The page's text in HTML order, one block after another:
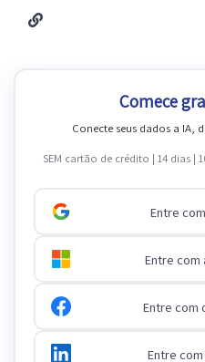
Comece
Conecte seus dados a IA,
SEM cartão de crédito | 14 dias |
Entre
Entre com
Entre com
Entre